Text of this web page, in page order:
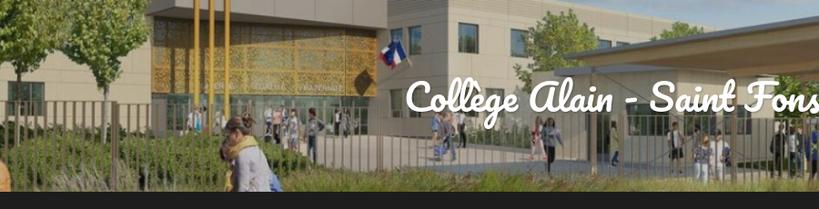
Collège Alain - Saint Fons
Panneau de gestion des cookies